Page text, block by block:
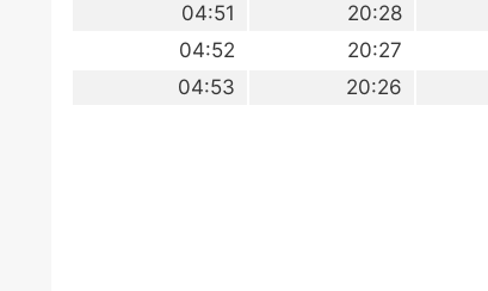
20:28
04:51
20:27
04:52
20:26
04:53